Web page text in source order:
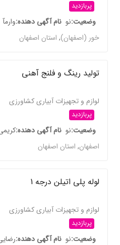
پربازدید
وضعیتنو نام آگهی دهندهوارمآ
خور (اصفهان),استان اصفهان
تولید رینگ و فلنج آهنی
لوازم و تجهیزات آبیاری کشاورزی
پربازدید
وضعیتنو نام آگهی دهندهکریمی
اصفهان,استان اصفهان
لوله پلی اتیلن درجه 1
لوازم و تجهیزات آبیاری کشاورزی
پربازدید
وضعیتنو نام آگهی دهندهرضایی